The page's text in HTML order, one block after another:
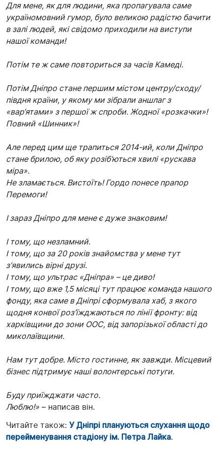
Для мене, як для людини, яка пропагувала саме
україномовний гумор, було великою радістю бачити
в залі людей, які свідомо приходили на виступи
нашої команди!
Потім те ж саме повториться за часів Камеді.
Потім Дніпро стане першим містом центру/сходу/
півдня країни, у якому ми зібрали аншлаг з
«вар‘ятами» з першої ж спроби. Жодної «розкачки»!
Повний «Шинник»!
Але перед цим ще трапиться 2014-ий, коли Дніпро
стане брилою, об яку розіб‘ються хвилі «рускава
міра».
Не зламається. Вистоїть! Гордо понесе прапор
Перемоги!
І зараз Дніпро для мене є дуже знаковим!
І тому, що незламний.
І тому, що за 20 років знайомства у мене тут
з‘явились вірні друзі.
І тому, що ультрас «Дніпра» – це диво!
І тому, що вже 1,5 місяці тут працює команда нашого
фонду, яка саме в Дніпрі сформувала хаб, з якого
щодня конвої роз‘їжджаються по лінії фронту: від
харківщини до зони ООС, від запорізької області до
миколаївщини.
Нам тут добре. Місто гостинне, як завжди. Місцевий
бізнес підтримує наші волонтерські потуги.
Буду приїжджати часто.
Люблю!» – написав він.
Читайте також: У Дніпрі плануються слухання щодо
перейменування стадіону ім. Петра Лайка.